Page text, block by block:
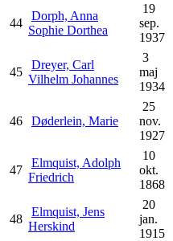
44
Dorph, Anna
Sophie Dorthea
19
sep.
1937
45
Dreyer, Carl
Vilhelm Johannes
3
maj
1934
46 Døderlein, Marie
25
nov.
1927
47
Elmquist, Adolph
Friedrich
10
okt.
1868
48
Elmquist, Jens
Herskind
20
jan.
1915